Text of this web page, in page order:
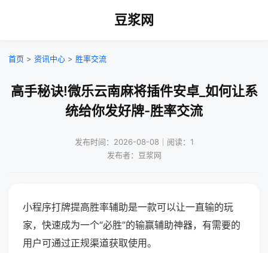
豆浆网
首页 > 资讯中心 > 胜率交流
高手秘诀!微乐云南麻将插件安卓_如何让系
统给你发好牌-胜率交流
发布时间：2026-08-08｜阅读：1
发布者：豆浆网
小程序打牌提高胜率辅助是一款可以让一直输的玩
家，快速成为一个“必胜”的输赢辅助神器，有需要的
用户可通过正规渠道获取使用。